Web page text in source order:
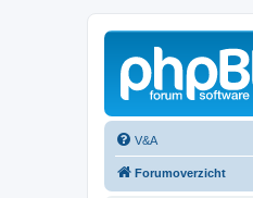
V&A
Forumoverzicht